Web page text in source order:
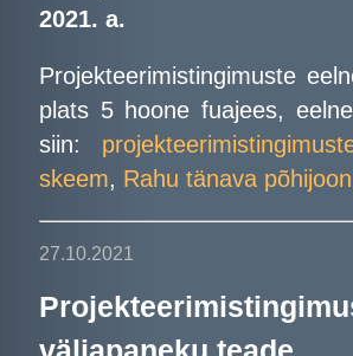
2021. a.
Projekteerimistingimuste
plats 5 hoone fuajees,
siin:
skeem, Rahu tänava
27.10.2021